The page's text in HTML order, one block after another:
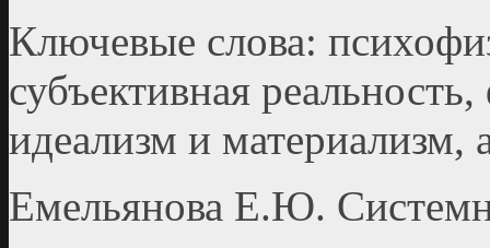
Ключевые слова:
субъективная
идеализм и материализм,
Емельянова Е.Ю.